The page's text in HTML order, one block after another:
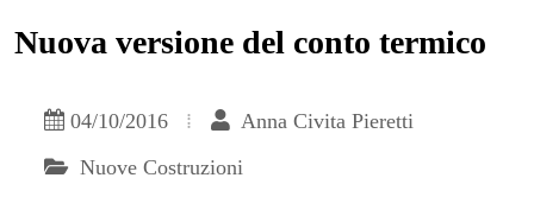
Nuova versione del conto termico
04/10/2016
Anna Civita Pieretti
Nuove Costruzioni